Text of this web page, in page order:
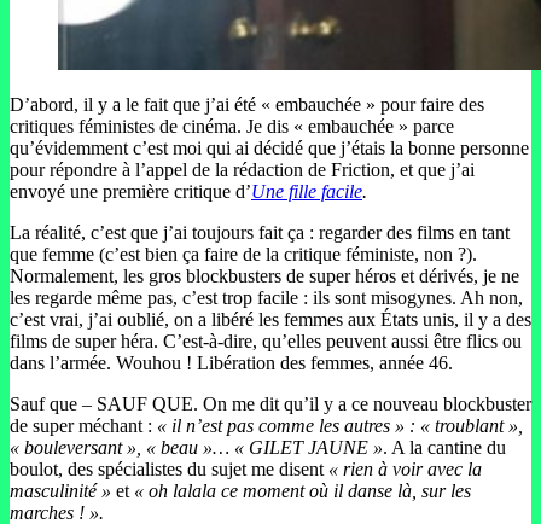
D’abord, il y a le fait que j’ai été « embauchée » pour faire des
critiques féministes de cinéma. Je dis « embauchée » parce
qu’évidemment c’est moi qui ai décidé que j’étais la bonne personne
pour répondre à l’appel de la rédaction de Friction, et que j’ai
envoyé une première critique d’Une fille facile.
La réalité, c’est que j’ai toujours fait ça : regarder des films en tant
que femme (c’est bien ça faire de la critique féministe, non ?).
Normalement, les gros blockbusters de super héros et dérivés, je ne
les regarde même pas, c’est trop facile : ils sont misogynes. Ah non,
c’est vrai, j’ai oublié, on a libéré les femmes aux États unis, il y a des
films de super héra. C’est-à-dire, qu’elles peuvent aussi être flics ou
dans l’armée. Wouhou ! Libération des femmes, année 46.
Sauf que – SAUF QUE. On me dit qu’il y a ce nouveau blockbuster
de super méchant : « il n’est pas comme les autres » : « troublant »,
« bouleversant », « beau »… « GILET JAUNE ». A la cantine du
boulot, des spécialistes du sujet me disent « rien à voir avec la
masculinité » et « oh lalala ce moment où il danse là, sur les
marches ! ».